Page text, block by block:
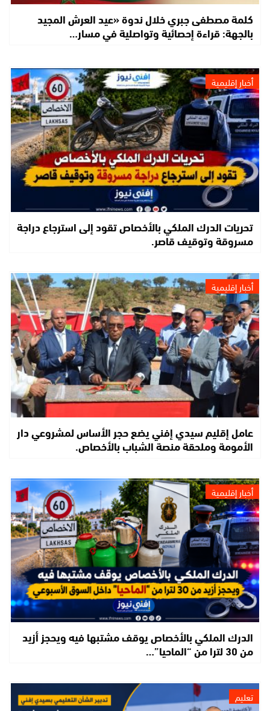
كلمة مصطفى جبري خلال ندوة «عيد العرش المجيد
بالجهة: قراءة إحصائية وتواصلية في مسار…
أخبار إقليمية
تحريات الدرك الملكي بالأخصاص تقود إلى استرجاع دراجة
مسروقة وتوقيف قاصر.
أخبار إقليمية
عامل إقليم سيدي إفني يضع حجر الأساس لمشروعي دار
الأمومة وملحقة منصة الشباب بالأخصاص.
أخبار إقليمية
الدرك الملكي بالأخصاص يوقف مشتبها فيه ويحجز أزيد
من 30 لترا من “الماحيا”…
تعليم